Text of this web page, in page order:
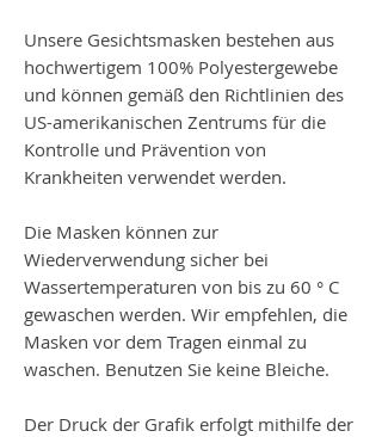
Unsere Gesichtsmasken bestehen aus
hochwertigem 100% Polyestergewebe
und können gemäß den Richtlinien des
US-amerikanischen Zentrums für die
Kontrolle und Prävention von
Krankheiten verwendet werden.
Die Masken können zur
Wiederverwendung sicher bei
Wassertemperaturen von bis zu 60 ° C
gewaschen werden. Wir empfehlen, die
Masken vor dem Tragen einmal zu
waschen. Benutzen Sie keine Bleiche.
Der Druck der Grafik erfolgt mithilfe der